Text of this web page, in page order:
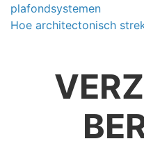
plafondsystemen
Hoe architectonisch